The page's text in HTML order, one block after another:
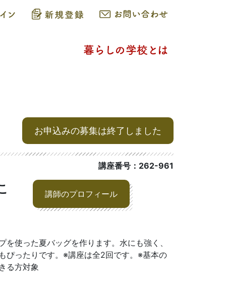
お申込みの募集は終了しました
講座番号：262-961
講師のプロフィール
を使った夏バッグを作ります。水にも強く、
ぴったりです。※講座は全2回です。※基本の
る方対象